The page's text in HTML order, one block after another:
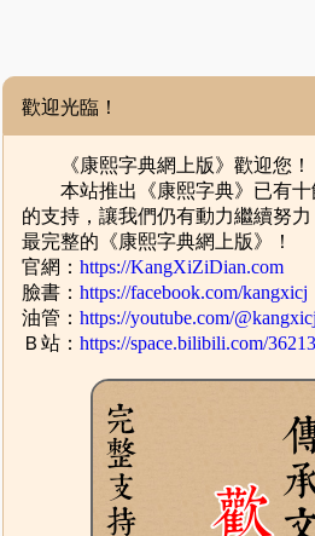
歡迎光臨！
《康熙字典網上版》歡迎您！
本站推出《康熙字典》已有十
的支持，讓我們仍有動力繼續努
最完整的《康熙字典網上版》！
官網：https://KangXiZiDian.com
臉書：https://facebook.com/kangxicj
油管：https://youtube.com/@kangxicj
Ｂ站：https://space.bilibili.com/